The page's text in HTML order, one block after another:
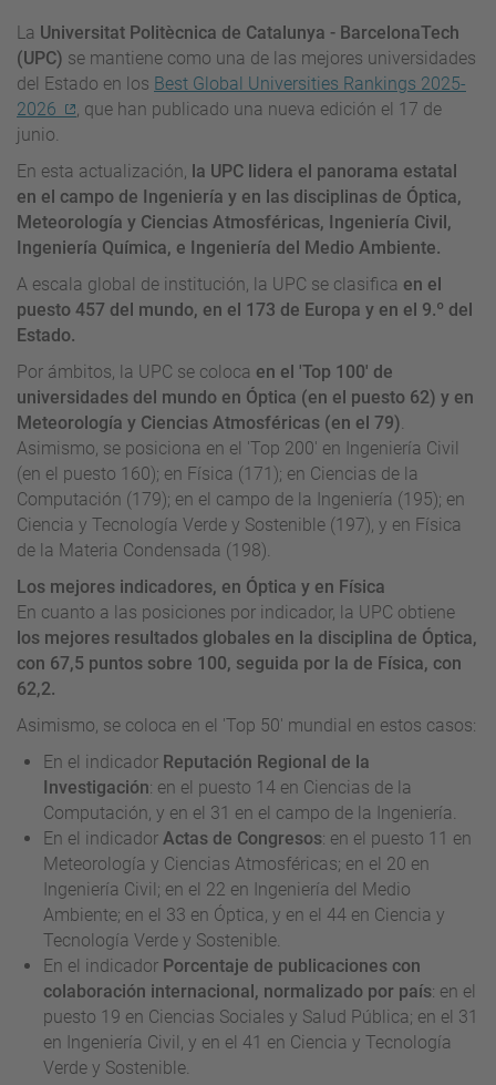
La Universitat Politècnica de Catalunya - BarcelonaTech
(UPC) se mantiene como una de las mejores universidades
del Estado en los Best Global Universities Rankings 2025-
2026
, que han publicado una nueva edición el 17 de
junio.
En esta actualización, la UPC lidera el panorama estatal
en el campo de Ingeniería y en las disciplinas de Óptica,
Meteorología y Ciencias Atmosféricas, Ingeniería Civil,
Ingeniería Química, e Ingeniería del Medio Ambiente.
A escala global de institución, la UPC se clasifica en el
puesto 457 del mundo, en el 173 de Europa y en el 9.º del
Estado.
Por ámbitos, la UPC se coloca en el 'Top 100' de
universidades del mundo en Óptica (en el puesto 62) y en
Meteorología y Ciencias Atmosféricas (en el 79).
Asimismo, se posiciona en el 'Top 200' en Ingeniería Civil
(en el puesto 160); en Física (171); en Ciencias de la
Computación (179); en el campo de la Ingeniería (195); en
Ciencia y Tecnología Verde y Sostenible (197), y en Física
de la Materia Condensada (198).
Los mejores indicadores, en Óptica y en Física
En cuanto a las posiciones por indicador, la UPC obtiene
los mejores resultados globales en la disciplina de Óptica,
con 67,5 puntos sobre 100, seguida por la de Física, con
62,2.
Asimismo, se coloca en el 'Top 50' mundial en estos casos:
En el indicador Reputación Regional de la
Investigación: en el puesto 14 en Ciencias de la
Computación, y en el 31 en el campo de la Ingeniería.
En el indicador Actas de Congresos: en el puesto 11 en
Meteorología y Ciencias Atmosféricas; en el 20 en
Ingeniería Civil; en el 22 en Ingeniería del Medio
Ambiente; en el 33 en Óptica, y en el 44 en Ciencia y
Tecnología Verde y Sostenible.
En el indicador Porcentaje de publicaciones con
colaboración internacional, normalizado por país: en el
puesto 19 en Ciencias Sociales y Salud Pública; en el 31
en Ingeniería Civil, y en el 41 en Ciencia y Tecnología
Verde y Sostenible.